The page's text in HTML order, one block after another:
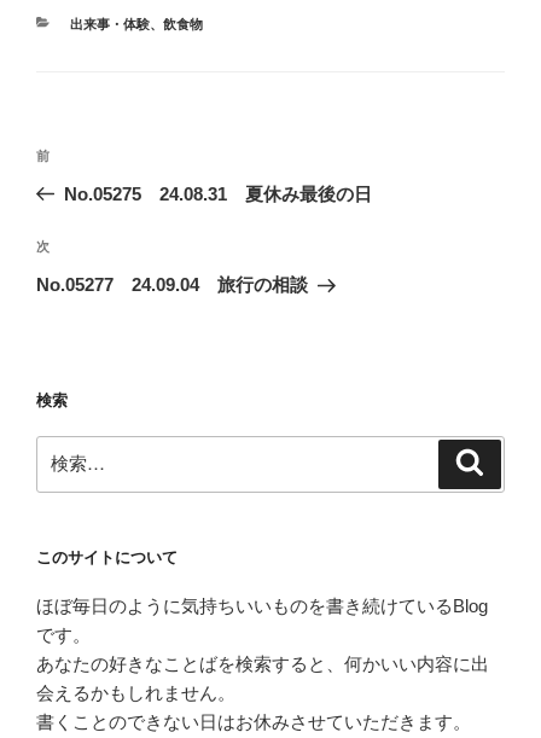
カ
出来事・体験、 飲食物
投
ビ
ゲ
ン
前
の
稿
前
No.05275 24.08.31 夏休み最後の日
次
の
次
No.05277 24.09.04 旅行の相談
検索
索:
このサイトについて
ほぼ毎日のように気持ちいいものを書き続けているBlog
です。
あなたの好きなことばを検索すると、何かいい内容に出
会えるかもしれません。
書くことのできない日はお休みさせていただきます。